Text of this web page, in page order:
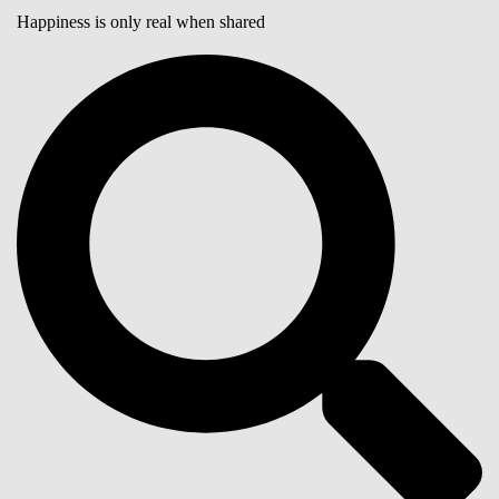
Happiness is only real when shared